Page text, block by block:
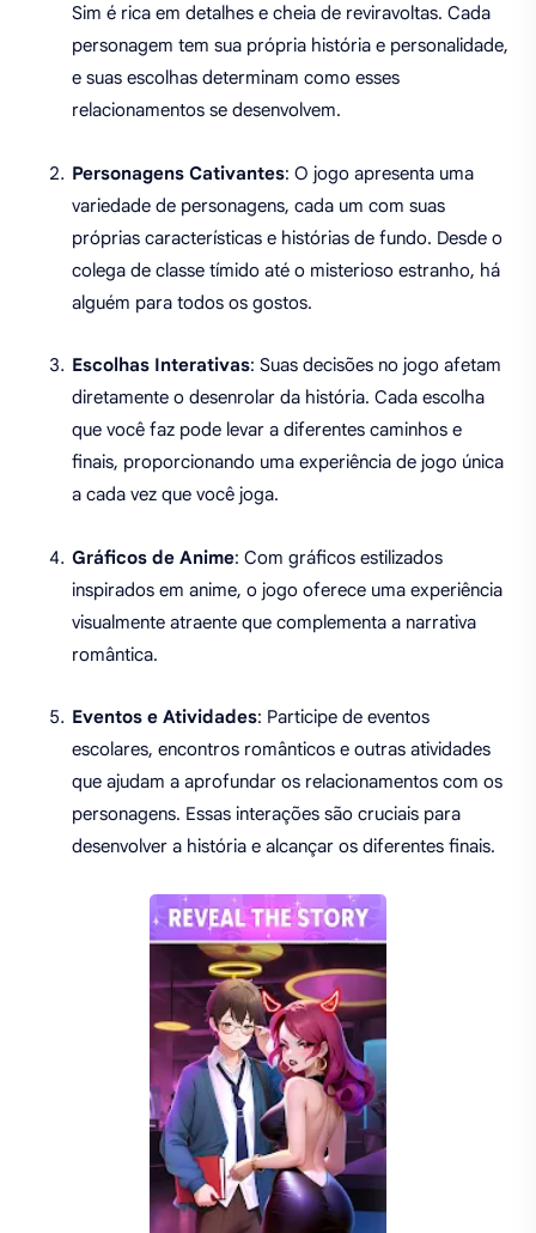
Sim é rica em detalhes e cheia de reviravoltas. Cada
personagem tem sua própria história e personalidade,
e suas escolhas determinam como esses
relacionamentos se desenvolvem.
Personagens Cativantes: O jogo apresenta uma
variedade de personagens, cada um com suas
próprias características e histórias de fundo. Desde o
colega de classe tímido até o misterioso estranho, há
alguém para todos os gostos.
Escolhas Interativas: Suas decisões no jogo afetam
diretamente o desenrolar da história. Cada escolha
que você faz pode levar a diferentes caminhos e
finais, proporcionando uma experiência de jogo única
a cada vez que você joga.
Gráficos de Anime: Com gráficos estilizados
inspirados em anime, o jogo oferece uma experiência
visualmente atraente que complementa a narrativa
romântica.
Eventos e Atividades: Participe de eventos
escolares, encontros românticos e outras atividades
que ajudam a aprofundar os relacionamentos com os
personagens. Essas interações são cruciais para
desenvolver a história e alcançar os diferentes finais.